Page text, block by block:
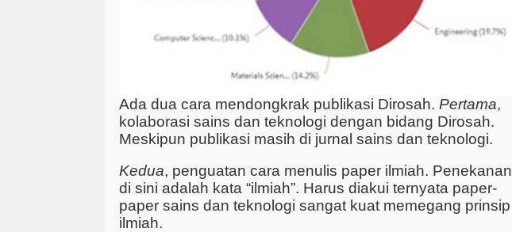
Ada dua cara mendongkrak publikasi Dirosah. Pertama,
kolaborasi sains dan teknologi dengan bidang Dirosah.
Meskipun publikasi masih di jurnal sains dan teknologi.
Kedua, penguatan cara menulis paper ilmiah. Penekanan
di sini adalah kata “ilmiah”. Harus diakui ternyata paper-
paper sains dan teknologi sangat kuat memegang prinsip
ilmiah.